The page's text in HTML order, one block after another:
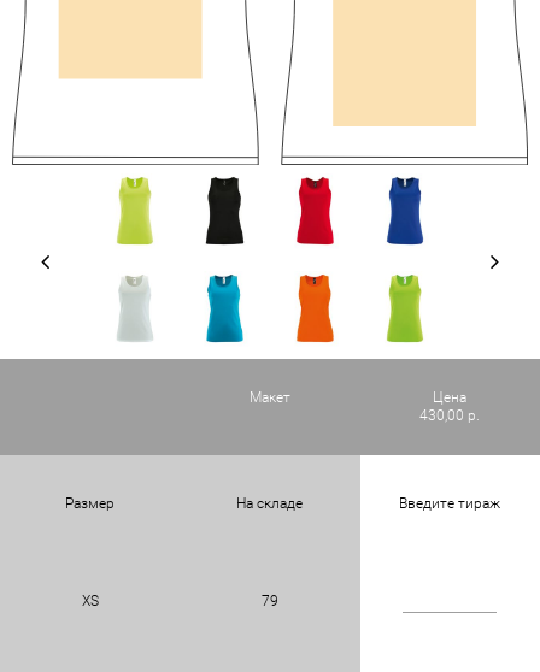
Макет
Цена
430,00 р.
Размер На складе Введите тираж
XS 79